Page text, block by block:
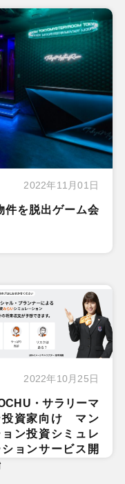
2022年11月01日
件を脱出ゲーム会
2022年10月25日
・サラリーマ
投資家向け マン
ョン投資シミュレ
ションサービス開